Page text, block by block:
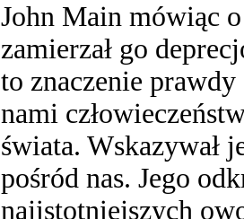
John Main mówiąc
zamierzał go
to znaczenie
nami
świata. Wskazywał
pośród nas. Jego
najistotniejszych